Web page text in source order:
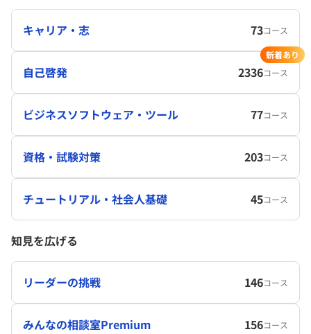
キャリア・志 73コース
自己啓発 2336コース
新着あり
ビジネスソフトウェア・ツール 77コース
資格・試験対策 203コース
チュートリアル・社会人基礎 45コース
知見を広げる
リーダーの挑戦 146コース
みんなの相談室Premium 156コース